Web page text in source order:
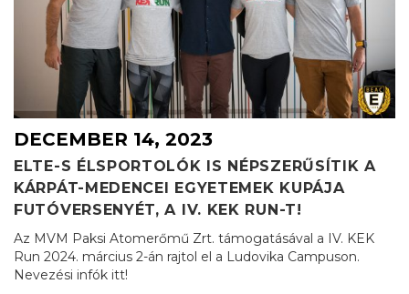
DECEMBER 14, 2023
ELTE-S ÉLSPORTOLÓK IS NÉPSZERŰSÍTIK A
KÁRPÁT-MEDENCEI EGYETEMEK KUPÁJA
FUTÓVERSENYÉT, A IV. KEK RUN-T!
Az MVM Paksi Atomerőmű Zrt. támogatásával a IV. KEK
Run 2024. március 2-án rajtol el a Ludovika Campuson.
Nevezési infók itt!